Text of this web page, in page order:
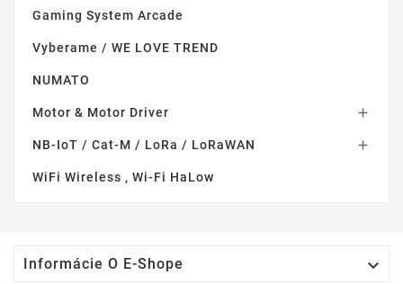
Gaming System Arcade
Vyberame / WE LOVE TREND
NUMATO
Motor & Motor Driver 
NB-IoT / Cat-M / LoRa / LoRaWAN 
WiFi Wireless , Wi-Fi HaLow
Informácie O E-Shope 